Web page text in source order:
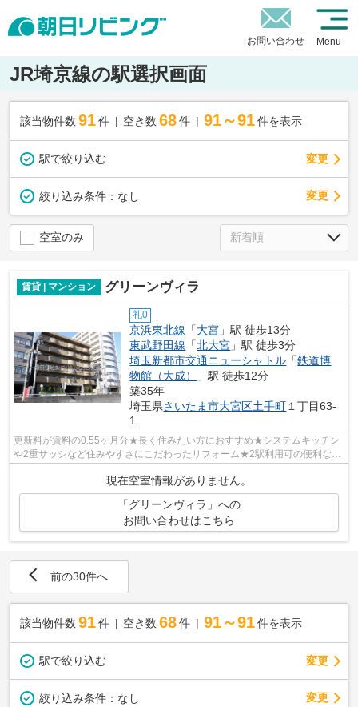
お問い合わせ Menu
JR埼京線の駅選択画面
該当物件数 91件 空き数 68 件 91～91 件を表示
駅で絞り込む 変更
絞り込み条件： なし 変更
空室のみ
賃貸 | マンション グリーンヴィラ
礼0
京浜東北線 「大宮 」駅 徒歩13分
東武野田線 「北大宮 」駅 徒歩3分
埼玉新都市交通ニューシャトル 「鉄道博
物館（大成）
」駅 徒歩12分
築35年
埼玉県さいたま市大宮区土手町 １丁目63-
1
更新料が賃料の0.55ヶ月分★長く住みたい方におすすめ★システムキッチン
や2重サッシなど住みやすさにこだわったリフォーム★2駅利用可の便利な立
地のマンション。角部屋2面採光2LDK！
現在空室情報がありません。
「グリーンヴィラ」への
お問い合わせはこちら
前の30件へ
該当物件数 91件 空き数 68 件 91～91 件を表示
駅で絞り込む 変更
絞り込み条件： なし 変更